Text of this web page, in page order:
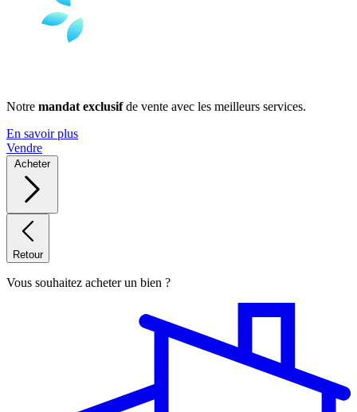
Notre mandat exclusifde vente avec les meilleurs services.
En savoir plus
Vendre
Acheter
Retour
Vous souhaitez acheter un bien ?